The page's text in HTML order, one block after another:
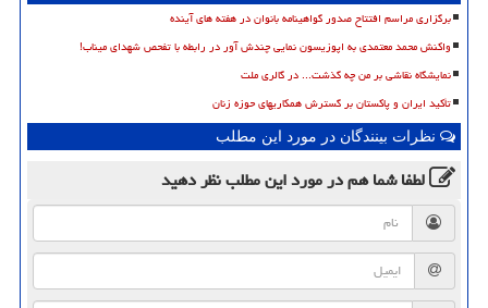
برگزاری مراسم افتتاح صدور گواهینامه بانوان در هفته های آینده
واکنش محمد معتمدی به اپوزیسون نمایی چندش آور در رابطه با تفحص شهدای میناب!
نمایشگاه نقاشی بر من چه گذشت... در گالری ملت
تأکید ایران و پاکستان بر گسترش همکاریهای حوزه زنان
نظرات بینندگان در مورد این مطلب
لطفا شما همدر مورد این مطلبنظر دهید